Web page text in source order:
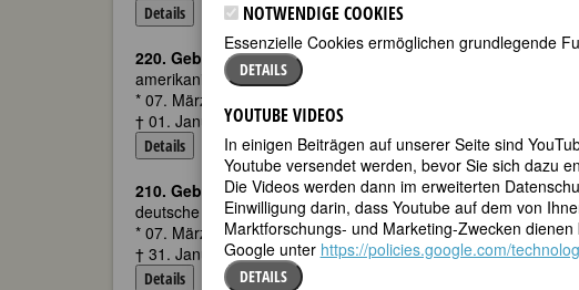
Details
220. Geburtstag:Elizabeth Hawthorne
amerikanische Schriftstellerin
* 07. März 1802 in Salem, MA
† 01. Januar 1883 in Montserrat, MA
Details
210. Geburtstag:Elise Rüdiger
deutsche Schriftstellerin
* 07. März 1812 in Eschwege
† 31. Januar 1899 in Berlin
Details
NOTWENDIGE COOKIES
Essenzielle Cookies ermöglichen grundlegende
DETAILS
YOUTUBE VIDEOS
In einigen Beiträgen auf unserer Seite sind
Youtube versendet werden, bevor Sie sich dazu
Die Videos werden dann im erweiterten
Einwilligung darin, dass Youtube auf dem von
Marktforschungs- und Marketing-Zwecken
Google unter https://policies.google.com/
DETAILS